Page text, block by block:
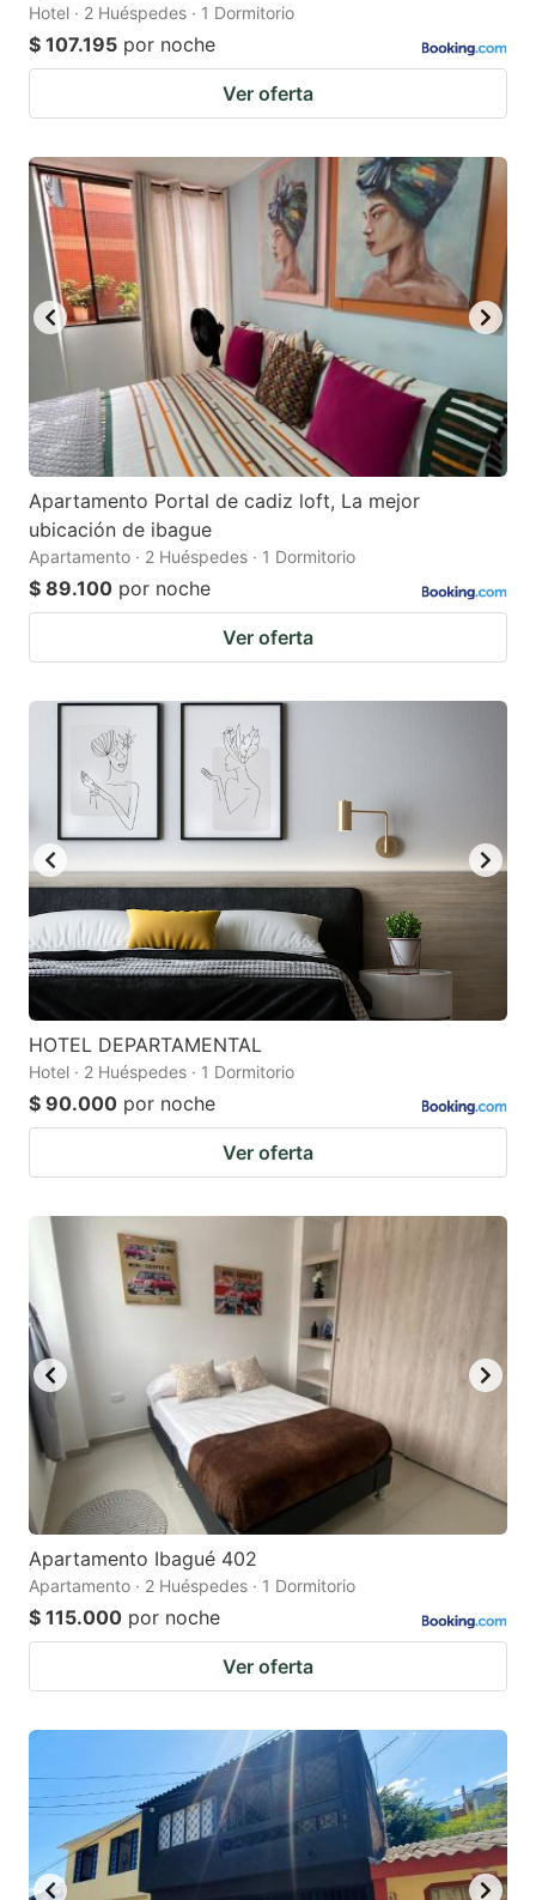
Hotel · 2 Huéspedes · 1 Dormitorio
$ 107.195 por noche
Ver oferta
Apartamento Portal de cadiz loft, La mejor
ubicación de ibague
Apartamento · 2 Huéspedes · 1 Dormitorio
$ 89.100 por noche
Ver oferta
HOTEL DEPARTAMENTAL
Hotel · 2 Huéspedes · 1 Dormitorio
$ 90.000 por noche
Ver oferta
Apartamento Ibagué 402
Apartamento · 2 Huéspedes · 1 Dormitorio
$ 115.000 por noche
Ver oferta